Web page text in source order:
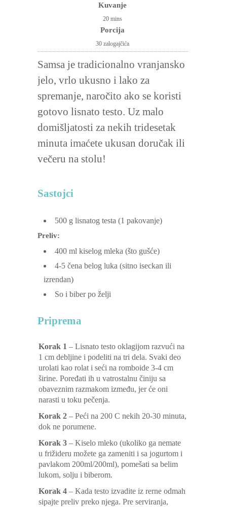
Kuvanje
20 mins
Porcija
30 zalogajčića
Samsa je tradicionalno vranjansko
jelo, vrlo ukusno i lako za
spremanje, naročito ako se koristi
gotovo lisnato testo. Uz malo
domišljatosti za nekih tridesetak
minuta imaćete ukusan doručak ili
večeru na stolu!
Sastojci
500 g lisnatog testa (1 pakovanje)
Preliv:
400 ml kiselog mleka (što gušće)
4-5 čena belog luka (sitno iseckan ili
izrendan)
So i biber po želji
Priprema
Korak 1 – Lisnato testo oklagijom razvući na
1 cm debljine i podeliti na tri dela. Svaki deo
urolati kao rolat i seći na romboide 3-4 cm
širine. Poređati ih u vatrostalnu činiju sa
obaveznim razmakom između, jer će oni
narasti u toku pečenja.
Korak 2 – Peći na 200 C nekih 20-30 minuta,
dok ne porumene.
Korak 3 – Kiselo mleko (ukoliko ga nemate
u frižideru možete ga zameniti i sa jogurtom i
pavlakom 200ml/200ml), pomešati sa belim
lukom, solju i biberom.
Korak 4 – Kada testo izvadite iz rerne odmah
sipajte preliv preko njega. Pre serviranja,